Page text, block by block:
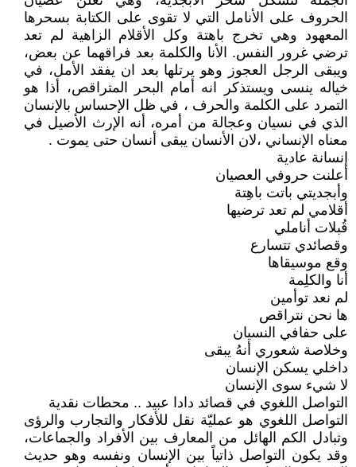
الحروف على الأنامل التي لا تقوى على الكتابة بسحرها
المعهود وهي تخرج باهتة وكل الأقلام الزاهية لم تعد
ترضي غرور النفس. الأنا والكلمة بعد فراقهما عن بعض،
ويبقى الرجل العجوز وهو يرتلها بعد ان يفقد الأمل، في
خياله ينسى ويستذكر انه أمام البحر المتراقص، أذا هو
التمرد على الكلمة والحرف ، في ظل الإحساس بالإنسان
الذي في نسيان وعجالة من أمره، أنه الإرث الأصيل في
معناه الإنساني ،لان الأنسان يبقى أنسان حتى يموت .
إنسانة عادية
أعلنت حروفي العصيان
وأبجديتي باتت باهِتة
أقلامي لم تعد ترضيها
قُبلات أناملي
وقصائدي تتسارع
وقع موسيقاها
أنا والكلِمة
لم نعد توأمين
ها نحن نتراقص
على حفافي النسيان
وخلاصة شعوري أنهُ يبقى
داخلي يسكن الإنسان
لا شيء سوى الإنسان
التواصل اللغوي في قصائد دادا عبيد .. محطات نقدية
التواصل اللغوي هو عمليّة نقل للأفكار والتجارب والرؤى
وتبادل الكم الهائل من المعارف بين الأفراد والجماعات،
وقد يكون التواصل ذاتياً بين الإنسان ونفسه وهو حديث